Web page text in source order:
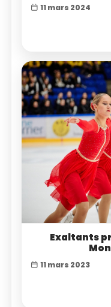
11 mars 2024
Exaltants
11 mars 2023